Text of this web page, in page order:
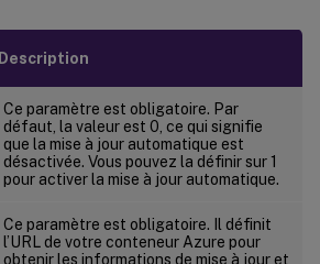
Description
Ce paramètre est obligatoire. Par
défaut, la valeur est 0, ce qui signifie
que la mise à jour automatique est
désactivée. Vous pouvez la définir sur 1
pour activer la mise à jour automatique.
Ce paramètre est obligatoire. Il définit
l’URL de votre conteneur Azure pour
obtenir les informations de mise à jour et